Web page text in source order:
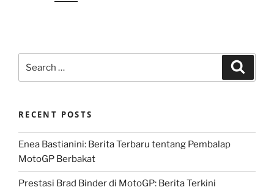
for:
RECENT POSTS
Enea Bastianini: Berita Terbaru tentang Pembalap
MotoGP Berbakat
Prestasi Brad Binder di MotoGP: Berita Terkini